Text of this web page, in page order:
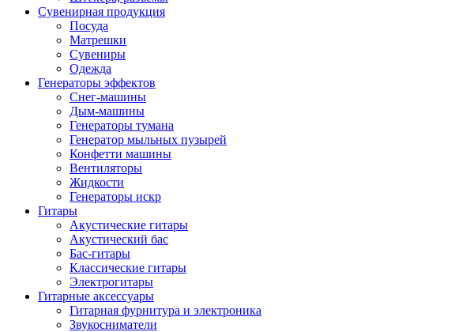
Сувенирная продукция
Посуда
Матрешки
Сувениры
Одежда
Генераторы эффектов
Снег-машины
Дым-машины
Генераторы тумана
Генератор мыльных пузырей
Конфетти машины
Вентиляторы
Жидкости
Генераторы искр
Гитары
Акустические гитары
Акустический бас
Бас-гитары
Классические гитары
Электрогитары
Гитарные аксессуары
Гитарная фурнитура и электроника
Звукосниматели